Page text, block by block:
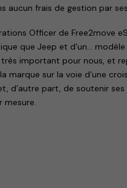
aucun frais de gestion par
Officer de Free2move
que Jeep et d’un…
très important pour nous, et
marque sur la voie d’une
d’autre part, de soutenir ses
mesure.